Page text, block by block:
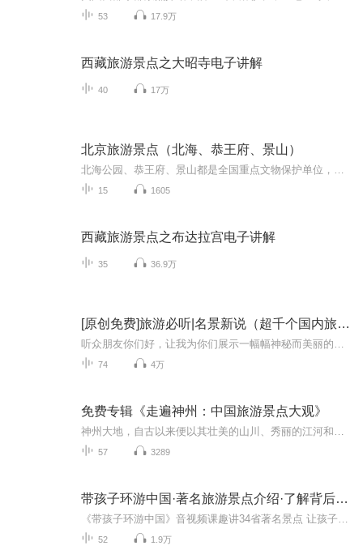
53 17.9万
西藏旅游景点之大昭寺电子讲解
40 17万
北京旅游景点（北海、恭王府、景山）
15 1605
西藏旅游景点之布达拉宫电子讲解
35 36.9万
[原创免费]旅游必听|名景新说（超千个国内旅游景点
74 4万
免费专辑《走遍神州：中国旅游景点大观》
57 3289
带孩子环游中国·著名旅游景点介绍·了解背后历史故事
52 1.9万